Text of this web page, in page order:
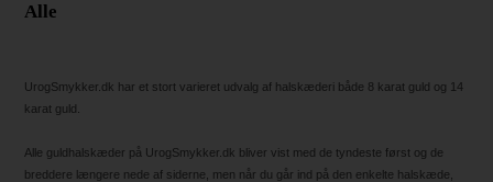
Alle
UrogSmykker.dk har et stort varieret udvalg af halskæderi både 8 karat guld og 14
karat guld.
Alle guldhalskæder på UrogSmykker.dk bliver vist med de tyndeste først og de
breddere længere nede af siderne, men når du går ind på den enkelte halskæde,